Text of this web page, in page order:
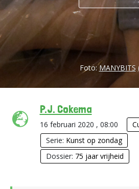
Foto:MANYBITS
P.J. Cokema
16 februari 2020 , 08:00
Serie: Kunst op zondag
Dossier: 75 jaar vrijheid